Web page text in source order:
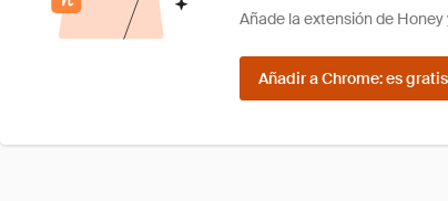
Añade la extensión de
Añadir a Chrome: es gratis